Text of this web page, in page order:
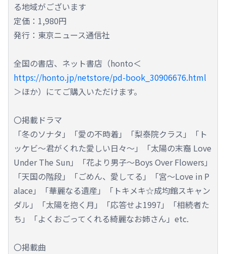
る地域がございます
定価：1,980円
発行：東京ニュース通信社
全国の書店、ネット書店（honto＜
https://honto.jp/netstore/pd-book_30906676.html
＞ほか）にてご購入いただけます。
〇掲載ドラマ
「冬のソナタ」「愛の不時着」「梨泰院クラス」「ト
ッケビ～君がくれた愛しい日々～」「太陽の末裔 Love
Under The Sun」「花より男子～Boys Over Flowers」
「天国の階段」「ごめん、愛してる」「宮～Love in P
alace」「華麗なる遺産」「トキメキ☆成均館スキャン
ダル」「太陽を抱く月」「応答せよ1997」「相続者た
ち」「よくおごってくれる綺麗なお姉さん」etc.
〇掲載曲